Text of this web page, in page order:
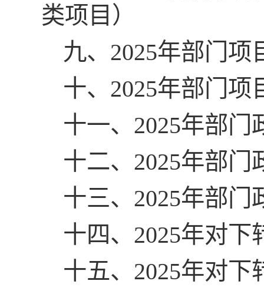
类项目）
九、2025年部门
十、2025年部门
十一、2025年部
十二、2025年部门
十三、2025年部
十四、2025年对下
十五、2025年对